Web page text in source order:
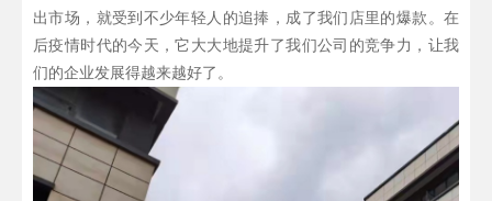
出市场，就受到不少年轻人的追捧，成了我们店里的爆款。在
后疫情时代的今天，它大大地提升了我们公司的竞争力，让我
们的企业发展得越来越好了。